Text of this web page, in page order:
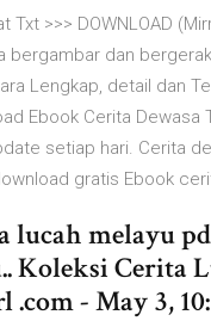
Txt >>> DOWNLOAD
bergambar dan
Lengkap, detail dan
Ebook Cerita Dewasa
setiap hari. Cerita
gratis Ebook
lucah melayu
Koleksi Cerita
- May 3,